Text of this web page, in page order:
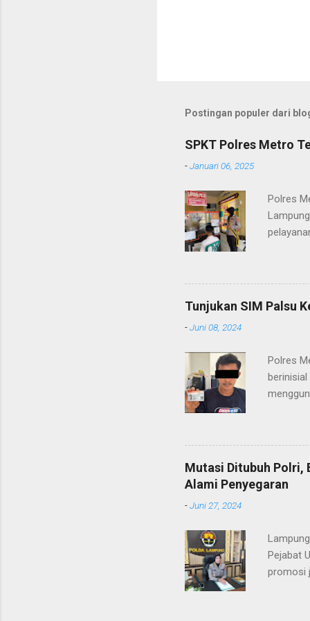
Postingan populer dari
SPKT Polres Metro
-Januari 06, 2025
Polres
Heri
pidana,
Tunjukan SIM Palsu
-Juni 08, 2024
Polres
berinisial
dari
Mutasi Ditubuh Polri,
Alami Penyegaran
-Juni 27, 2024
Pejabat
promosi